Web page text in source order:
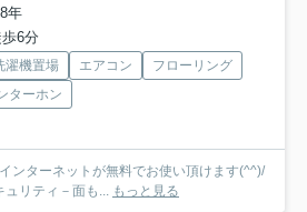
年
6分
濯機置場 エアコン
フローリング
ターホン
ュリティ－面も... もっと見る